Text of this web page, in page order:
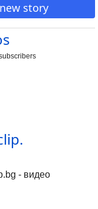
story
- видео